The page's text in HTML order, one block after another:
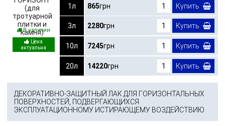
В наличии
1л
865грн Купить
3л 2280грн Купить
10л 7245грн Купить
20л 14220грн Купить
ДЕКОРАТИВНО-ЗАЩИТНЫЙ ЛАК ДЛЯ ГОРИЗОНТАЛЬНЫХ
ПОВЕРХНОСТЕЙ, ПОДВЕРГАЮЩИХСЯ
ЭКСПЛУАТАЦИОННОМУ ИСТИРАЮЩЕМУ ВОЗДЕЙСТВИЮ